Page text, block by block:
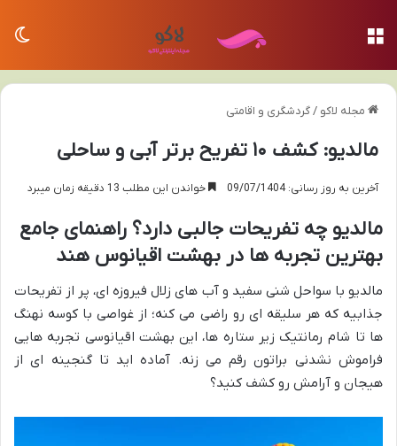
مجله لاکو /گردشگری و اقامتی
مالدیو: کشف ۱۰ تفریح برتر آبی و ساحلی
آخرین به روز رسانی: 09/07/1404 خواندن این مطلب 13 دقیقه زمان میبرد
مالدیو چه تفریحات جالبی دارد؟ راهنمای جامع
بهترین تجربه ها در بهشت اقیانوس هند
مالدیو با سواحل شنی سفید و آب های زلال فیروزه ای، پر از تفریحات
جذابیه که هر سلیقه ای رو راضی می کنه؛ از غواصی با کوسه نهنگ
ها تا شام رمانتیک زیر ستاره ها، این بهشت اقیانوسی تجربه هایی
فراموش نشدنی براتون رقم می زنه. آماده اید تا گنجینه ای از
هیجان و آرامش رو کشف کنید؟